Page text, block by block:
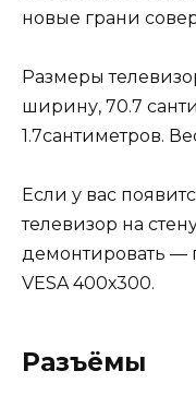
новые грани
Размеры
ширину, 70.7
1.7сантиметров.
Если у вас
телевизор на
демонтировать —
VESA 400х300.
Разъёмы